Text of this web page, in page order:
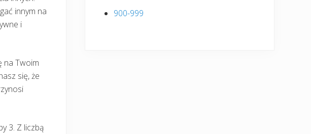
innym na
i
na Twoim
się, że
3. Z liczbą
900-999